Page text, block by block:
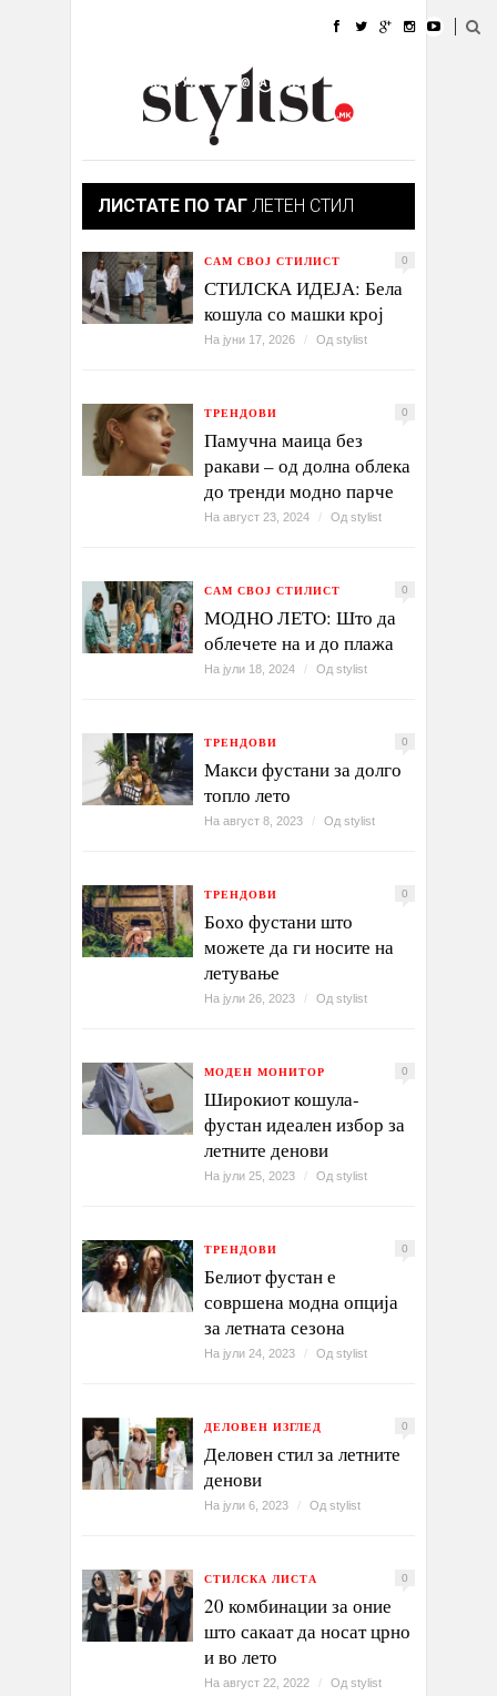
УБАВИНА
КУЛТУРА @РАБОТА
ИЗЛОГ
ЛИСТАТЕ ПО ТАГ ЛЕТЕН СТИЛ
САМ СВОЈ СТИЛИСТ 0
СТИЛСКА ИДЕЈА: Бела
кошула со машки крој
На јуни 17, 2026 / Од stylist
ТРЕНДОВИ 0
Памучна маица без
ракави – од долна облека
до тренди модно парче
На август 23, 2024 / Од stylist
САМ СВОЈ СТИЛИСТ 0
МОДНО ЛЕТО: Што да
облечете на и до плажа
На јули 18, 2024 / Од stylist
ТРЕНДОВИ 0
Макси фустани за долго
топло лето
На август 8, 2023 / Од stylist
ТРЕНДОВИ 0
Бохо фустани што
можете да ги носите на
летување
На јули 26, 2023 / Од stylist
МОДЕН МОНИТОР 0
Широкиот кошула-
фустан идеален избор за
летните денови
На јули 25, 2023 / Од stylist
ТРЕНДОВИ 0
Белиот фустан е
совршена модна опција
за летната сезона
На јули 24, 2023 / Од stylist
ДЕЛОВЕН ИЗГЛЕД 0
Деловен стил за летните
денови
На јули 6, 2023 / Од stylist
СТИЛСКА ЛИСТА 0
20 комбинации за оние
што сакаат да носат црно
и во лето
На август 22, 2022 / Од stylist